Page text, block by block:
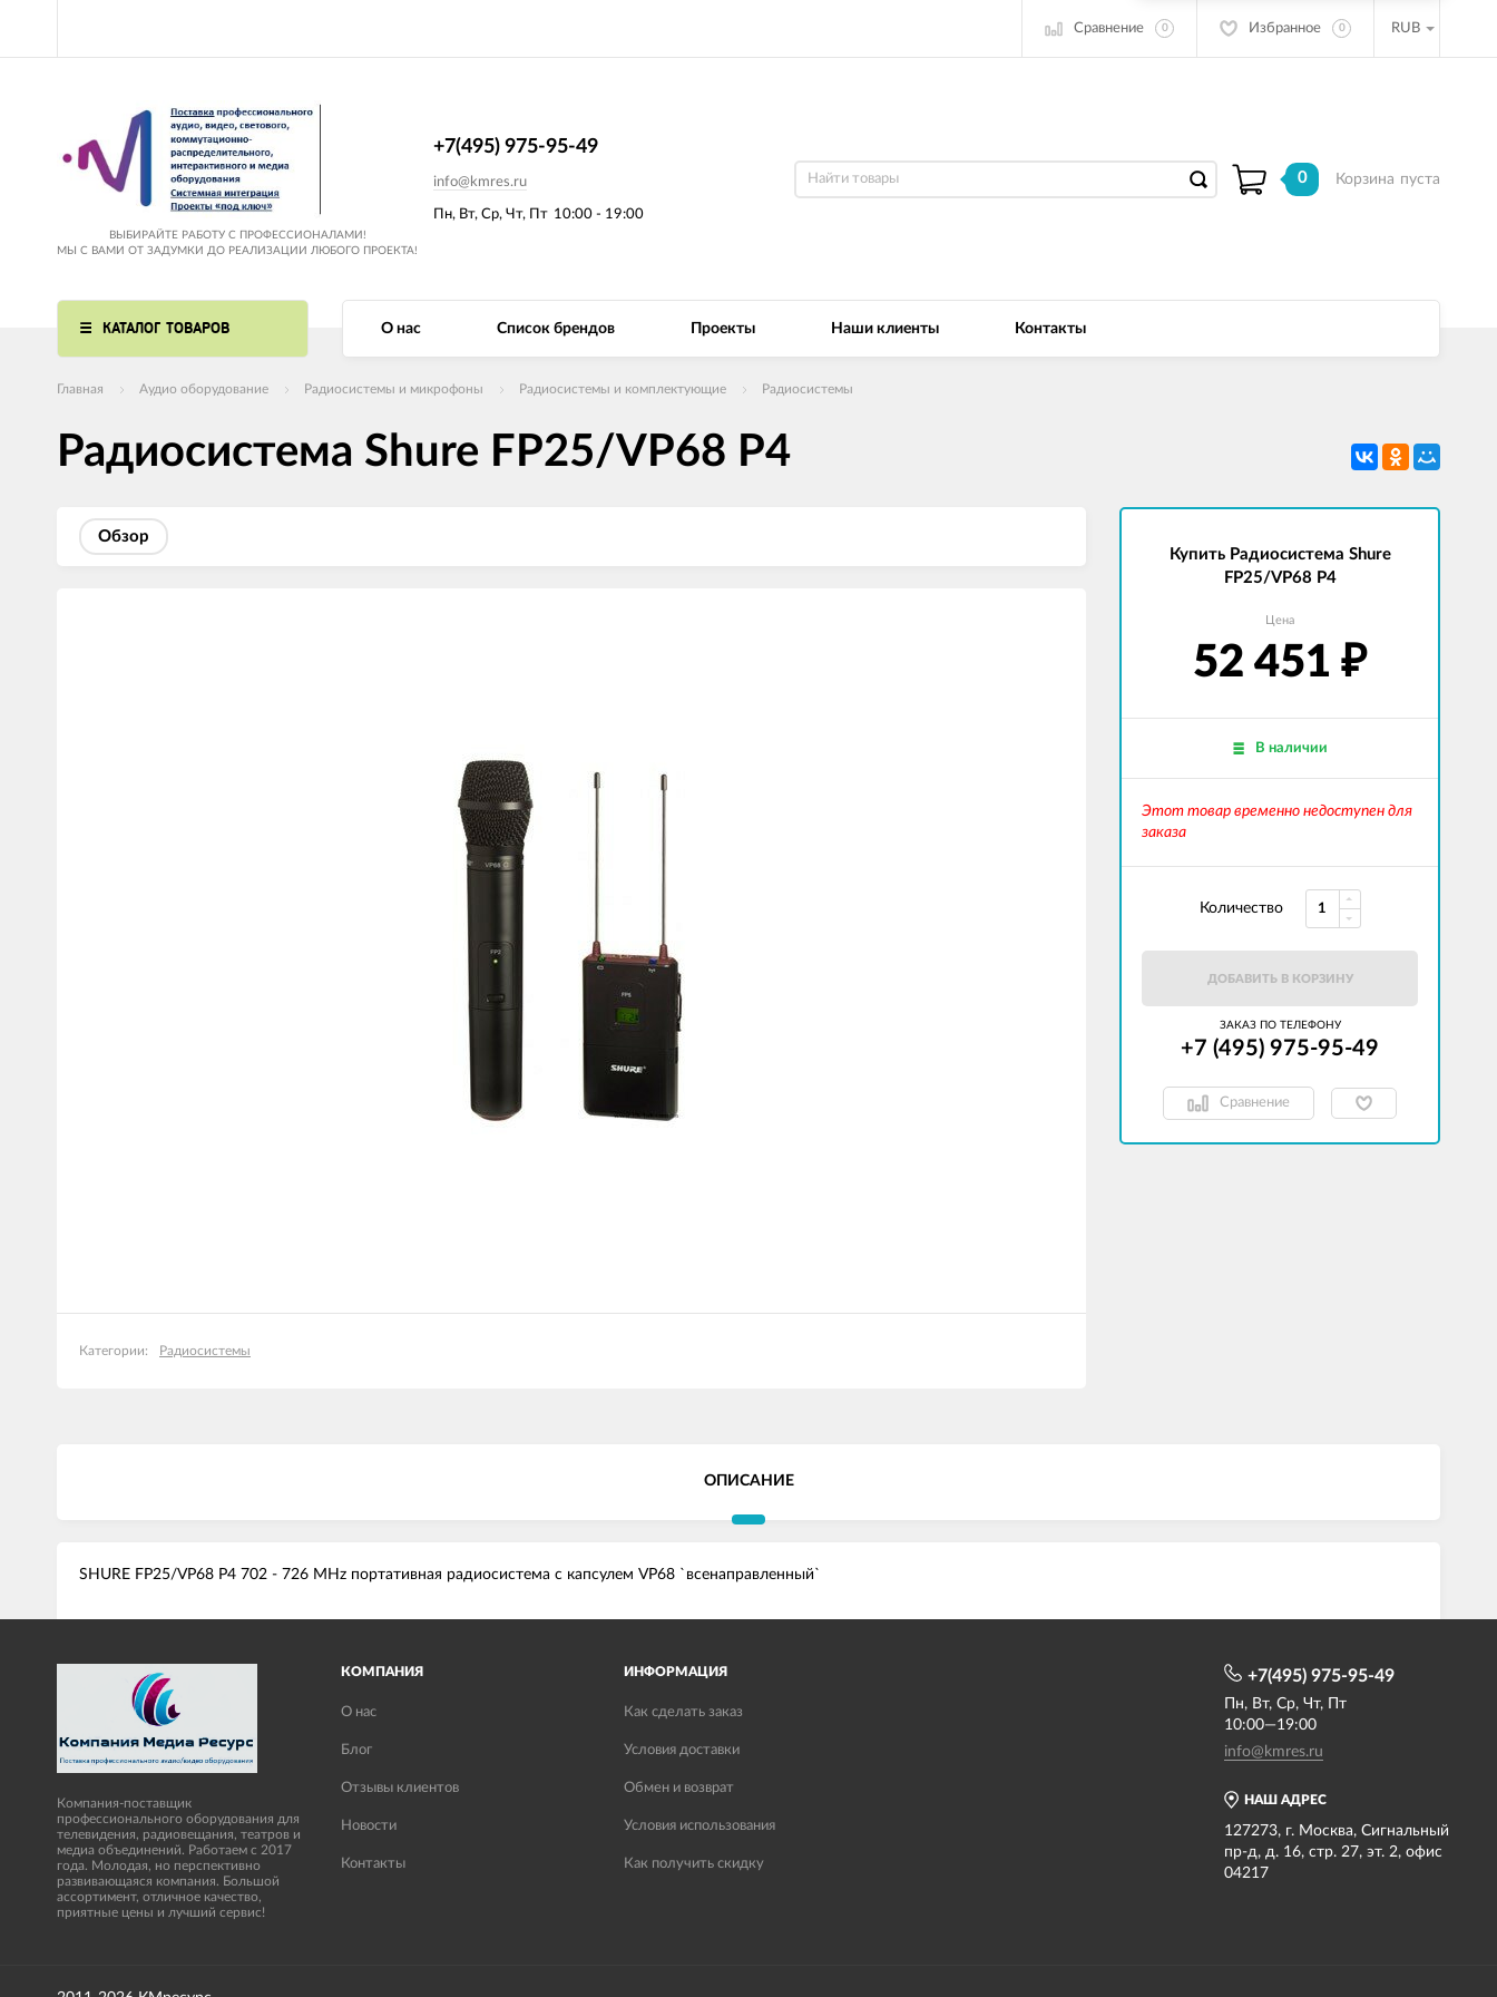
Сравнение 0 Избранное 0 RUB
ВЫБИРАЙТЕ РАБОТУ С ПРОФЕССИОНАЛАМИ!
МЫ С ВАМИ ОТ ЗАДУМКИ ДО РЕАЛИЗАЦИИ ЛЮБОГО ПРОЕКТА!
Пн, Вт, Ср, Чт, Пт 10:00 - 19:00
+7(495) 975-95-49
info@kmres.ru 0 Корзина пуста
КАТАЛОГ ТОВАРОВ О нас Список брендов Проекты Наши клиенты Контакты
Главная Аудио оборудование Радиосистемы и микрофоны Радиосистемы и комплектующие Радиосистемы
Радиосистема Shure FP25/VP68 P4
Обзор
Категории: Радиосистемы
Купить Радиосистема Shure
FP25/VP68 P4
Цена
52 451 ₽
В наличии
Этот товар временно недоступен для
заказа
Количество
ДОБАВИТЬ В КОРЗИНУ
ЗАКАЗ ПО ТЕЛЕФОНУ
+7 (495) 975-95-49
Сравнение
ОПИСАНИЕ
SHURE FP25/VP68 P4 702 - 726 MHz портативная радиосистема с капсулем VP68 `всенаправленный`
Компания-поставщик
профессионального оборудования для
телевидения, радиовещания, театров и
медиа объединений. Работаем с 2017
года. Молодая, но перспективно
развивающаяся компания. Большой
ассортимент, отличное качество,
приятные цены и лучший сервис!
КОМПАНИЯ
О нас
Блог
Отзывы клиентов
Новости
Контакты
ИНФОРМАЦИЯ
Как сделать заказ
Условия доставки
Обмен и возврат
Условия использования
Как получить скидку
НАШ АДРЕС
127273, г. Москва, Сигнальный
пр-д, д. 16, стр. 27, эт. 2, офис
04217
+7(495) 975-95-49
Пн, Вт, Ср, Чт, Пт
10:00—19:00
info@kmres.ru